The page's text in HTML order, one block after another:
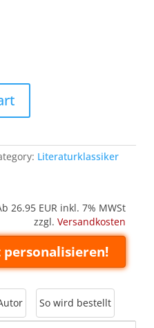
Literaturklassiker
26.95 EUR inkl. 7% MWSt
zzgl. Versandkosten
personalisieren!
So wird bestellt